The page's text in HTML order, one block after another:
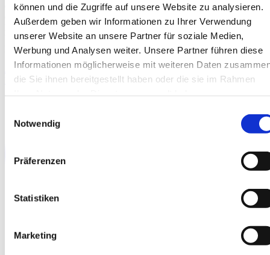
können und die Zugriffe auf unsere Website zu analysieren.
Außerdem geben wir Informationen zu Ihrer Verwendung
unserer Website an unsere Partner für soziale Medien,
Werbung und Analysen weiter. Unsere Partner führen diese
Informationen möglicherweise mit weiteren Daten
die Sie ihnen bereitgestellt haben oder die sie im Rahmen
Notwendig
Präferenzen
Statistiken
Marketing
ermöglichen eine Montage bei Steigungen bis zu 40% (21,8°), was
den Einsatz in unterschiedlichsten Geländearten ermöglicht. Das
Fahrwerk sorgt für eine gleichmäßige Gewichtsverteilung, was
besonders wichtig auf empfindlichen Oberflächen wie Klinker,
Marmor, Fliesen oder Holz ist.
Jetzt anfragen
Download PDF